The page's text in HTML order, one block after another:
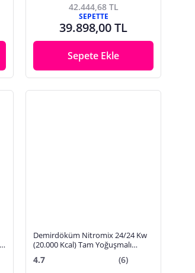
42.444,68 TL
SEPETTE
39.898,00 TL
Sepete Ekle
Demirdöküm Nitromix 24/24 Kw
(20.000 Kcal) Tam Yoğuşmalı
4.7 (6)